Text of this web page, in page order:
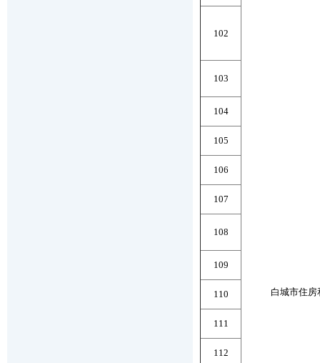
白城市住房
102
103
104
105
106
107
108
109
110
111
112